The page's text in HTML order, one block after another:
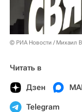
© РИА Новости / Михаил
Читать в
Дзен
Telegram